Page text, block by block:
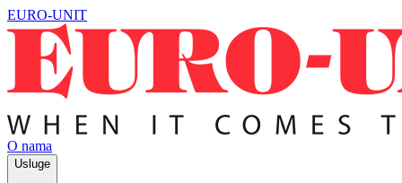
EURO-UNIT
O nama
Usluge